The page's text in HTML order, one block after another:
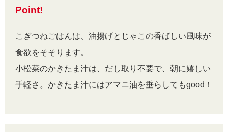
Point!
こぎつねごはんは、油揚げとじゃこの香ばしい風味が
食欲をそそります。
小松菜のかきたま汁は、だし取り不要で、朝に嬉しい
手軽さ。かきたま汁にはアマニ油を垂らしてもgood！